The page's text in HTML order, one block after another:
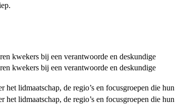
kwekers bij een verantwoorde en deskundige
kwekers bij een verantwoorde en deskundige
lidmaatschap, de regio’s en focusgroepen die hun
lidmaatschap, de regio’s en focusgroepen die hun